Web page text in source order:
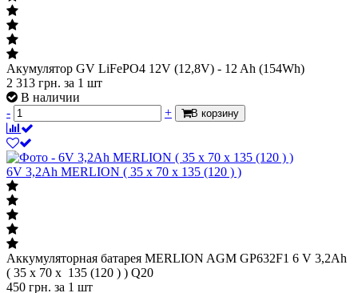
Акумулятор GV LiFePО4 12V (12,8V) - 12 Ah (154Wh)
2 313 грн. за 1 шт
В наличии
-
+ В корзину
6V 3,2Ah MERLION ( 35 x 70 x 135 (120 ) )
Аккумуляторная батарея MERLION AGM GP632F1 6 V 3,2Ah
( 35 x 70 x 135 (120 ) ) Q20
450 грн. за 1 шт